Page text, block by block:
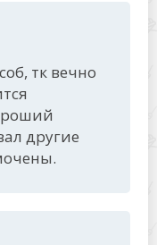
тк вечно
другие